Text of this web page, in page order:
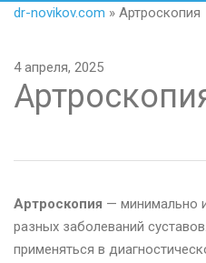
dr-novikov.com » Артроскопия
4 апреля, 2025
Артроскопия — минимально
разных заболеваний
применяться в